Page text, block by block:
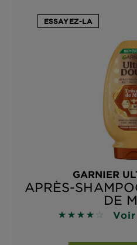
ESSAYEZ-LA
GARNIER
APRÈS-
DE
4 sur 5 étoilesVoir